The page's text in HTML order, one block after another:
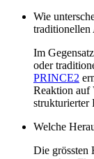
Wie
traditionellen
Im
oder
PRINCE2
Reaktion auf
strukturierter
Welche
Die grössten